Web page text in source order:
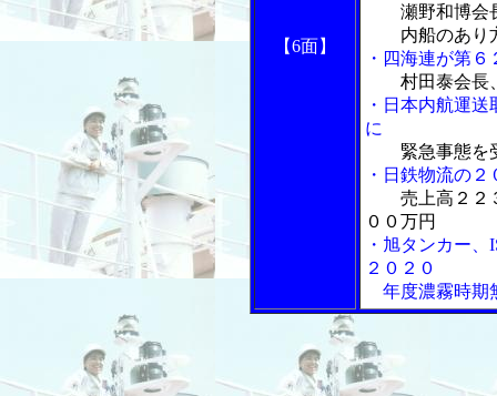
【6面】
瀬野和博会
内船のあり
・四海連が第
村田泰会長
・日本内航運
に
緊急事態を
・日鉄物流の
売上高２２
００万円
・旭タンカー
２０２０
年度濃霧時期